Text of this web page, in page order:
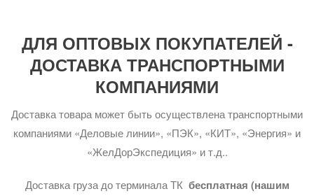
ДЛЯ ОПТОВЫХ ПОКУПАТЕЛЕЙ -
ДОСТАВКА ТРАНСПОРТНЫМИ
КОМПАНИЯМИ
Доставка товара может быть осуществлена транспортными
компаниями «Деловые линии», «ПЭК», «КИТ», «Энергия» и
«ЖелДорЭкспедиция» и т.д..
Доставка груза до терминала ТК бесплатная (нашим